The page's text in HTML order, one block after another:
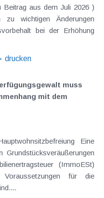
Beitrag aus dem Juli 2026 )
wichtigen Änderungen
drucken
muss
mit dem
Eine
(ImmoESt)
für die